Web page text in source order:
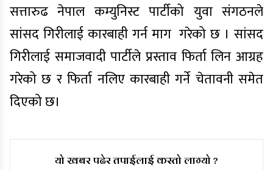
सत्तारुढ नेपाल कम्युनिस्ट पार्टीको युवा संगठनले
सांसद गिरीलाई कारबाही गर्न माग गरेको छ । सांसद
गिरीलाई समाजवादी पार्टीले प्रस्ताव फिर्ता लिन आग्रह
गरेको छ र फिर्ता नलिए कारबाही गर्ने चेतावनी समेत
दिएको छ।
यो खबर पढेर तपाईलाई कस्तो लाग्यो ?